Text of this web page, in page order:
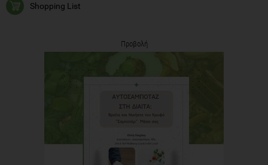
Shopping List
Προβολή